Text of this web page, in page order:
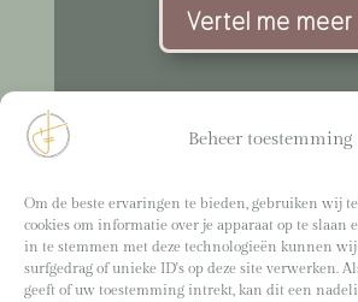
Beheer toestemming
Om de beste ervaringen te bieden, gebruiken wij
cookies om informatie over je apparaat op te slaan
in te stemmen met deze technologieën kunnen wij
surfgedrag of unieke ID's op deze site verwerken.
geeft of uw toestemming intrekt, kan dit een
Vertel me meer
Branding shoot Sabrina door: